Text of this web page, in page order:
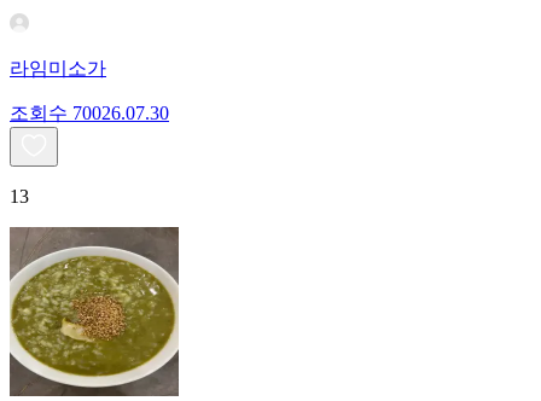
라임미소가
조회수 70026.07.30
13